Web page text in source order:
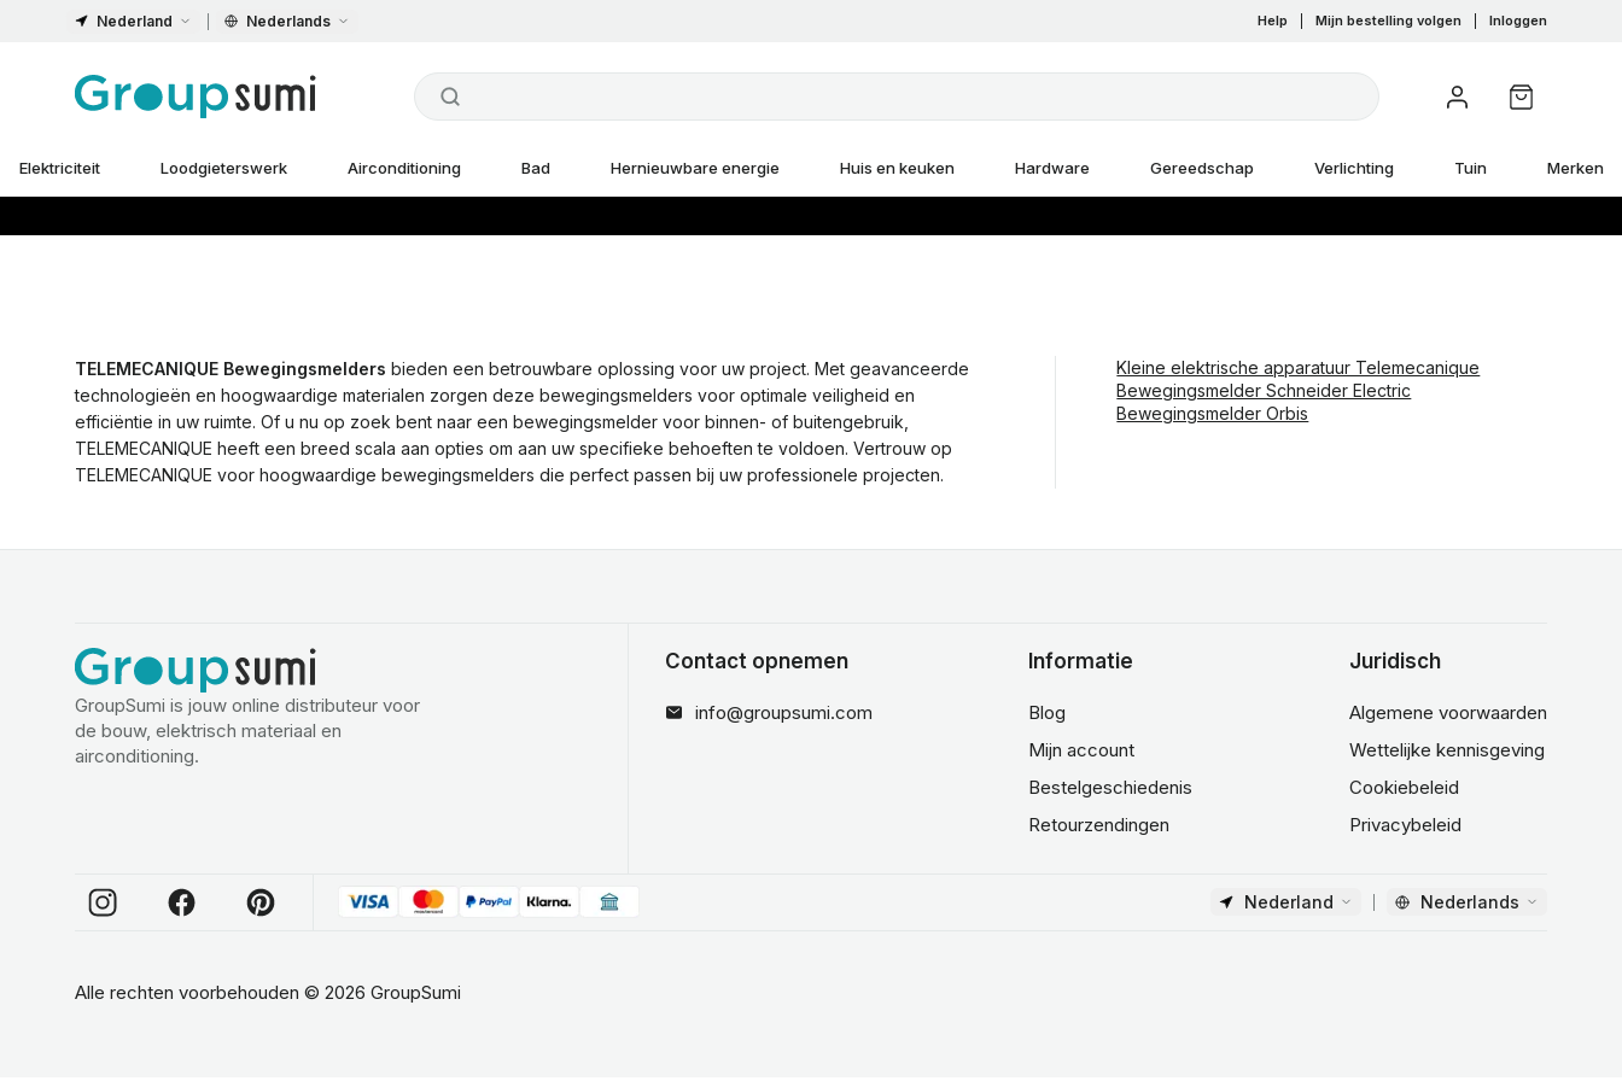
Nederland Nederlands Help Mijn bestelling volgen Inloggen
Elektriciteit Loodgieterswerk Airconditioning Bad Hernieuwbare energie Huis en keuken Hardware Gereedschap Verlichting Tuin Merken
TELEMECANIQUE Bewegingsmelders bieden een betrouwbare oplossing voor uw project. Met geavanceerde
technologieën en hoogwaardige materialen zorgen deze bewegingsmelders voor optimale veiligheid en
efficiëntie in uw ruimte. Of u nu op zoek bent naar een bewegingsmelder voor binnen- of buitengebruik,
TELEMECANIQUE heeft een breed scala aan opties om aan uw specifieke behoeften te voldoen. Vertrouw op
TELEMECANIQUE voor hoogwaardige bewegingsmelders die perfect passen bij uw professionele projecten.
Kleine elektrische apparatuur Telemecanique
Bewegingsmelder Schneider Electric
Bewegingsmelder Orbis
GroupSumi is jouw online distributeur voor
de bouw, elektrisch materiaal en
airconditioning.
Contact opnemen
info@groupsumi.com
Informatie
Blog
Mijn account
Bestelgeschiedenis
Retourzendingen
Juridisch
Algemene voorwaarden
Wettelijke kennisgeving
Cookiebeleid
Privacybeleid
Nederland Nederlands
Alle rechten voorbehouden © 2026 GroupSumi